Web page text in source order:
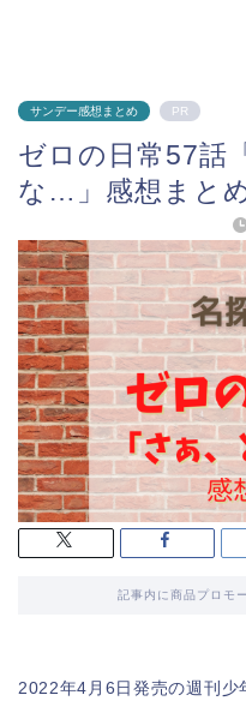
サンデー感想まとめ PR
ゼロの日常57話
な…」感想まとめ
記事内に商品プロモ
2022年4月6日発売の週刊少